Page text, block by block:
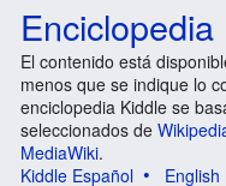
Enciclopedia
El contenido está
menos que se indique lo
enciclopedia Kiddle se
seleccionados de
MediaWiki.
Kiddle Español
English